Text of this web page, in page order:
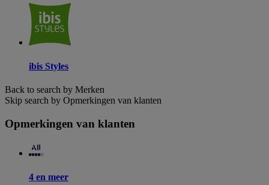
ibis Styles
Back to search by Merken
Skip search by Opmerkingen van klanten
Opmerkingen van klanten
4 en meer